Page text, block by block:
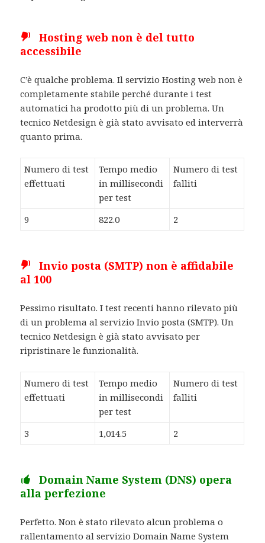
Hosting web non è del tutto
accessibile
C’è qualche problema. Il servizio Hosting web non è
completamente stabile perché durante i test
automatici ha prodotto più di un problema. Un
tecnico Netdesign è già stato avvisato ed interverrà
quanto prima.
Numero di test
effettuati
Tempo medio
in millisecondi
per test
Numero di test
falliti
9 822.0 2
Invio posta (SMTP) non è affidabile
al 100
Pessimo risultato. I test recenti hanno rilevato più
di un problema al servizio Invio posta (SMTP). Un
tecnico Netdesign è già stato avvisato per
ripristinare le funzionalità.
Numero di test
effettuati
Tempo medio
in millisecondi
per test
Numero di test
falliti
3 1,014.5 2
Domain Name System (DNS) opera
alla perfezione
Perfetto. Non è stato rilevato alcun problema o
rallentamento al servizio Domain Name System